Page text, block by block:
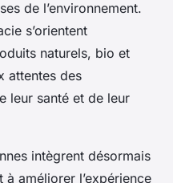
de l’environnement.
s’orientent
naturels, bio et
attentes des
leur santé et de leur
intègrent désormais
améliorer l’expérience